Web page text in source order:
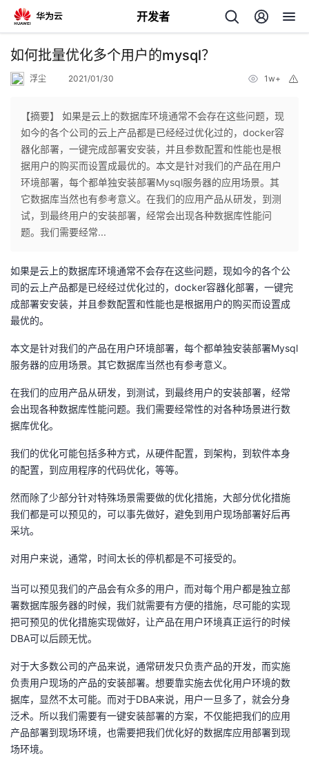
开发者
返
个
人
主
页
我
的
开
发
我
的
博
客
我
的
论
坛
我
的
圈
子
我
的
直
播
我
的
活
动
我
的
关
注
我
的
开
发
者
学
我
的
Programs
我
的
支
持
如何批量优化多个用户的mysql？
浮尘 2021/01/30 1w+
【摘要】 如果是云上的数据库环境通常不会存在这些问题，现
如今的各个公司的云上产品都是已经经过优化过的，docker容
器化部署，一键完成部署安安装，并且参数配置和性能也是根
据用户的购买而设置成最优的。本文是针对我们的产品在用户
环境部署，每个都单独安装部署Mysql服务器的应用场景。其
它数据库当然也有参考意义。在我们的应用产品从研发，到测
试，到最终用户的安装部署，经常会出现各种数据库性能问
题。我们需要经常...
如果是云上的数据库环境通常不会存在这些问题，现如今的各个公
司的云上产品都是已经经过优化过的，docker容器化部署，一键完
成部署安安装，并且参数配置和性能也是根据用户的购买而设置成
最优的。
本文是针对我们的产品在用户环境部署，每个都单独安装部署Mysql
服务器的应用场景。其它数据库当然也有参考意义。
在我们的应用产品从研发，到测试，到最终用户的安装部署，经常
会出现各种数据库性能问题。我们需要经常性的对各种场景进行数
据库优化。
我们的优化可能包括多种方式，从硬件配置，到架构，到软件本身
的配置，到应用程序的代码优化，等等。
然而除了少部分针对特殊场景需要做的优化措施，大部分优化措施
我们都是可以预见的，可以事先做好，避免到用户现场部署好后再
采坑。
对用户来说，通常，时间太长的停机都是不可接受的。
当可以预见我们的产品会有众多的用户，而对每个用户都是独立部
署数据库服务器的时候，我们就需要有方便的措施，尽可能的实现
把可预见的优化措施实现做好，让产品在用户环境真正运行的时候
DBA可以后顾无忧。
对于大多数公司的产品来说，通常研发只负责产品的开发，而实施
负责用户现场的产品的安装部署。想要靠实施去优化用户环境的数
据库，显然不太可能。而对于DBA来说，用户一旦多了，就会分身
泛术。所以我们需要有一键安装部署的方案，不仅能把我们的应用
产品部署到现场环境，也需要把我们优化好的数据库应用部署到现
场环境。